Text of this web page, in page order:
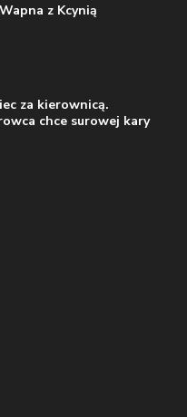
z Kcynią
za kierownicą.
chce surowej kary